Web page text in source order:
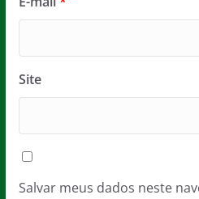
Site
Salvar meus dados neste